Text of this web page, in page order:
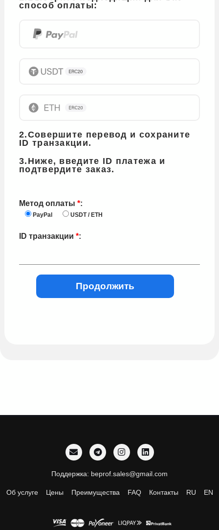
способ оплаты:
2.Совершите перевод и сохраните
ID транзакции.
3.Ниже, введите ID платежа и
подтвердите заказ.
Метод оплаты*:
PayPal USDT / ETH
ID транзакции*:
Поддержка: beprof.sales@gmail.com
Об услуге Цены Преимущества FAQ Контакты RU EN